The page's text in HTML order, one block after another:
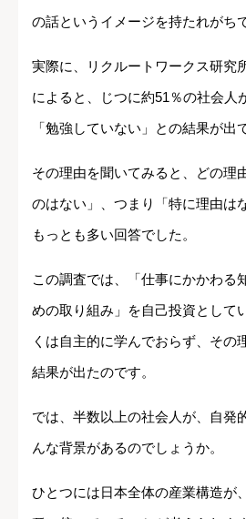
の話というイメージを持たれがち
実際に、リクルートワークス研究
によると、じつに約51％の社会人
「勉強していない」との結果が出
その理由を聞いてみると、どの理
のはない」、つまり「特に理由は
もっとも多い回答でした。
この調査では、「仕事にかかわる
めの取り組み」を自己投資として
くは自主的に学んでおらず、その
結果が出たのです。
では、半数以上の社会人が、自発
んな背景があるのでしょうか。
ひとつには日本全体の産業構造が